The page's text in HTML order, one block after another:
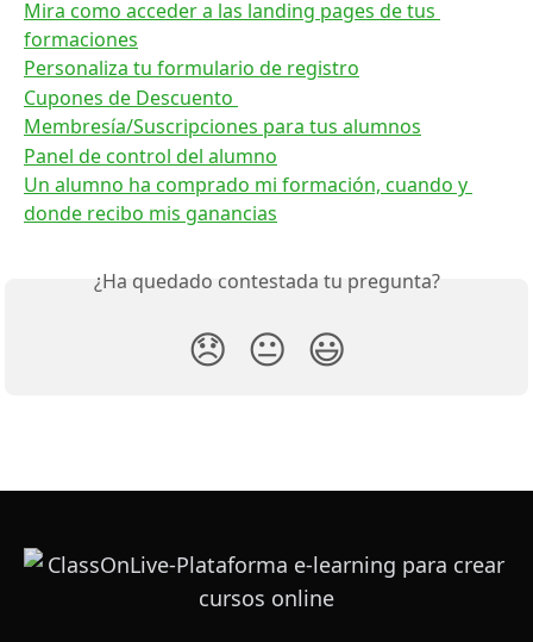
Mira como acceder a las landing pages de tus
formaciones
Personaliza tu formulario de registro
Cupones de Descuento
Membresía/Suscripciones para tus alumnos
Panel de control del alumno
Un alumno ha comprado mi formación, cuando y
donde recibo mis ganancias
¿Ha quedado contestada tu pregunta?
😞 😐 😃